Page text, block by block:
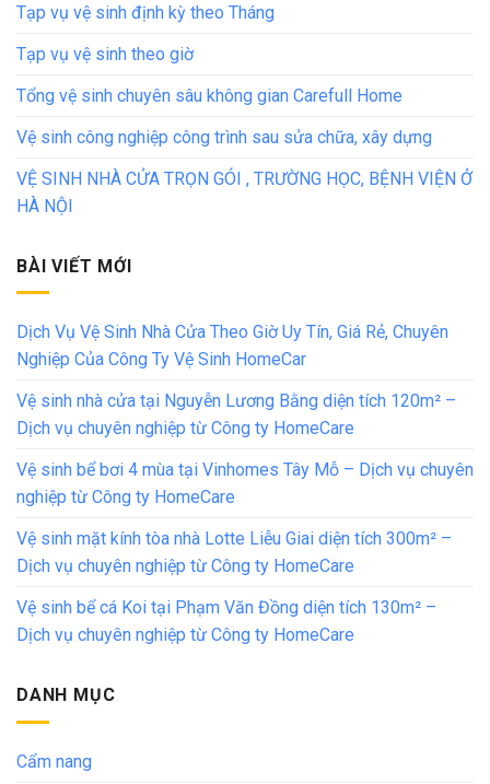
Tạp vụ vệ sinh định kỳ theo Tháng
Tạp vụ vệ sinh theo giờ
Tổng vệ sinh chuyên sâu không gian Carefull Home
Vệ sinh công nghiệp công trình sau sửa chữa, xây dựng
VỆ SINH NHÀ CỬA TRỌN GÓI , TRƯỜNG HỌC, BỆNH VIỆN Ở
HÀ NỘI
BÀI VIẾT MỚI
Dịch Vụ Vệ Sinh Nhà Cửa Theo Giờ Uy Tín, Giá Rẻ, Chuyên
Nghiệp Của Công Ty Vệ Sinh HomeCar
Vệ sinh nhà cửa tại Nguyễn Lương Bằng diện tích 120m² –
Dịch vụ chuyên nghiệp từ Công ty HomeCare
Vệ sinh bể bơi 4 mùa tại Vinhomes Tây Mỗ – Dịch vụ chuyên
nghiệp từ Công ty HomeCare
Vệ sinh mặt kính tòa nhà Lotte Liễu Giai diện tích 300m² –
Dịch vụ chuyên nghiệp từ Công ty HomeCare
Vệ sinh bể cá Koi tại Phạm Văn Đồng diện tích 130m² –
Dịch vụ chuyên nghiệp từ Công ty HomeCare
DANH MỤC
Cẩm nang